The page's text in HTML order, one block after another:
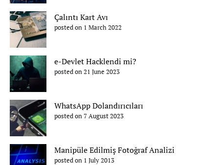
Çalıntı Kart Avı
posted on 1 March 2022
e-Devlet Hacklendi mi?
posted on 21 June 2023
WhatsApp Dolandırıcıları
posted on 7 August 2023
Manipüle Edilmiş Fotoğraf Analizi
posted on 1 July 2013